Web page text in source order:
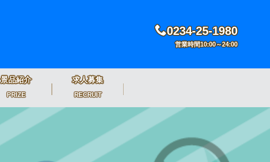
0234-25-1980
営業時間10:00～24:00
景品紹介
PRIZE
求人募集
RECRUIT